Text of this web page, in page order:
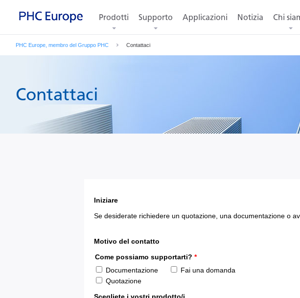
Prodotti Supporto Applicazioni Notizia Chi
PHC Europe, membro del Gruppo PHC Contattaci
Contattaci